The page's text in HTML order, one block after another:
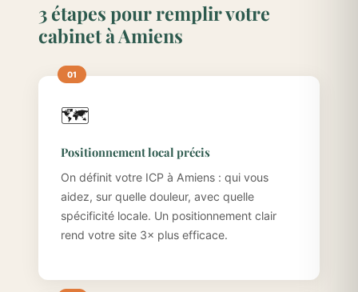
3 étapes pour remplir votre
cabinet à Amiens
🗺️
Positionnement local précis
On définit votre ICP à Amiens : qui vous
aidez, sur quelle douleur, avec quelle
spécificité locale. Un positionnement clair
rend votre site 3× plus efficace.